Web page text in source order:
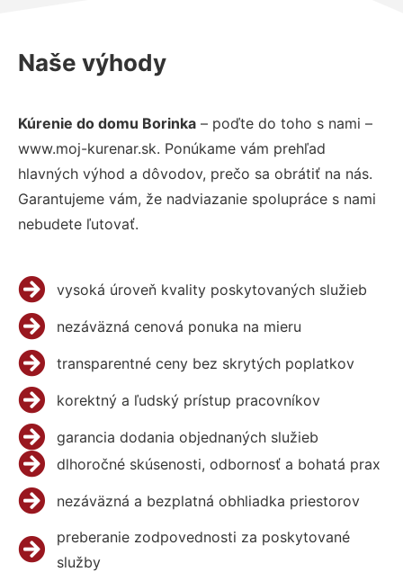
Naše výhody
Kúrenie do domu Borinka – poďte do toho s nami –
www.moj-kurenar.sk. Ponúkame vám prehľad
hlavných výhod a dôvodov, prečo sa obrátiť na nás.
Garantujeme vám, že nadviazanie spolupráce s nami
nebudete ľutovať.
vysoká úroveň kvality poskytovaných služieb
nezáväzná cenová ponuka na mieru
transparentné ceny bez skrytých poplatkov
korektný a ľudský prístup pracovníkov
garancia dodania objednaných služieb
dlhoročné skúsenosti, odbornosť a bohatá prax
nezáväzná a bezplatná obhliadka priestorov
preberanie zodpovednosti za poskytované
služby